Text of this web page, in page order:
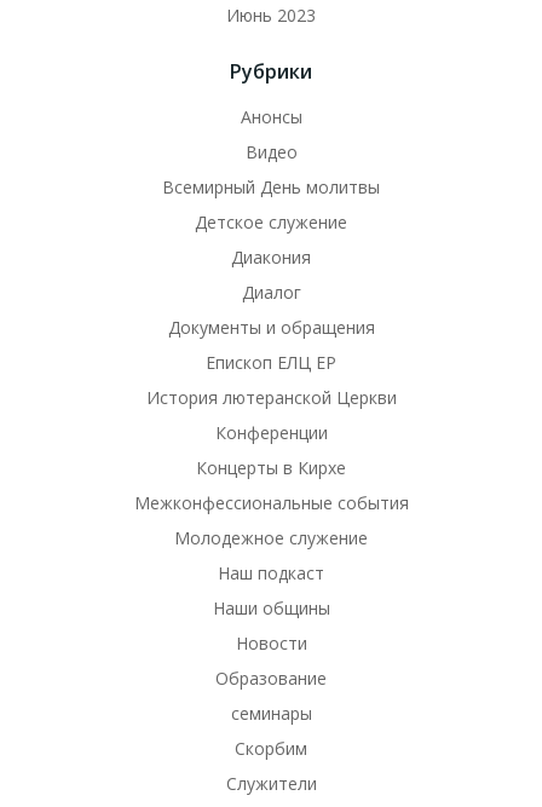
Июнь 2023
Рубрики
Анонсы
Видео
Всемирный День молитвы
Детское служение
Диакония
Диалог
Документы и обращения
Епископ ЕЛЦ ЕР
История лютеранской Церкви
Конференции
Концерты в Кирхе
Межконфессиональные события
Молодежное служение
Наш подкаст
Наши общины
Новости
Образование
семинары
Скорбим
Служители